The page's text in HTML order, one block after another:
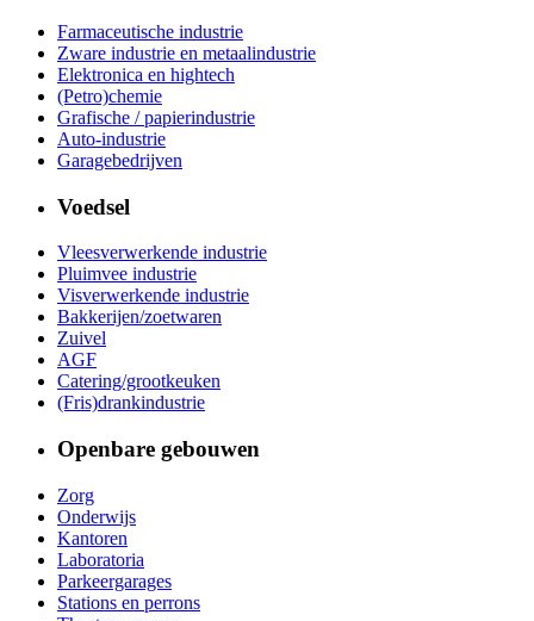
Farmaceutische industrie
Zware industrie en metaalindustrie
Elektronica en hightech
(Petro)chemie
Grafische / papierindustrie
Auto-industrie
Garagebedrijven
Voedsel
Vleesverwerkende industrie
Pluimvee industrie
Visverwerkende industrie
Bakkerijen/zoetwaren
Zuivel
AGF
Catering/grootkeuken
(Fris)drankindustrie
Openbare gebouwen
Zorg
Onderwijs
Kantoren
Laboratoria
Parkeergarages
Stations en perrons